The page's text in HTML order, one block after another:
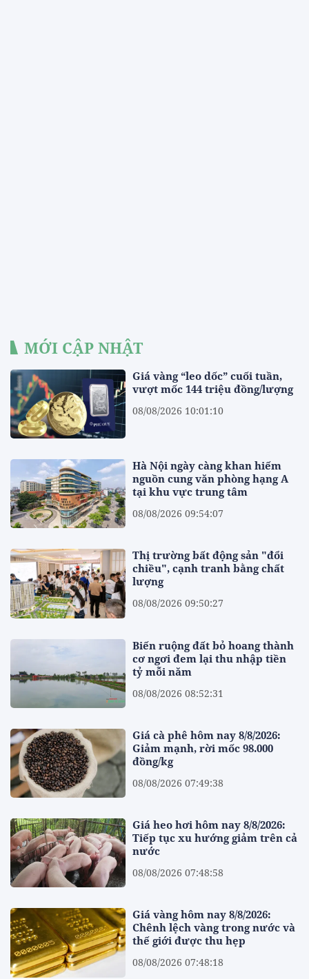
MỚI CẬP NHẬT
Giá vàng “leo dốc” cuối tuần,
vượt mốc 144 triệu đồng/lượng
08/08/2026 10:01:10
Hà Nội ngày càng khan hiếm
nguồn cung văn phòng hạng A
tại khu vực trung tâm
08/08/2026 09:54:07
Thị trường bất động sản "đổi
chiều", cạnh tranh bằng chất
lượng
08/08/2026 09:50:27
Biến ruộng đất bỏ hoang thành
cơ ngơi đem lại thu nhập tiền
tỷ mỗi năm
08/08/2026 08:52:31
Giá cà phê hôm nay 8/8/2026:
Giảm mạnh, rời mốc 98.000
đồng/kg
08/08/2026 07:49:38
Giá heo hơi hôm nay 8/8/2026:
Tiếp tục xu hướng giảm trên cả
nước
08/08/2026 07:48:58
Giá vàng hôm nay 8/8/2026:
Chênh lệch vàng trong nước và
thế giới được thu hẹp
08/08/2026 07:48:18